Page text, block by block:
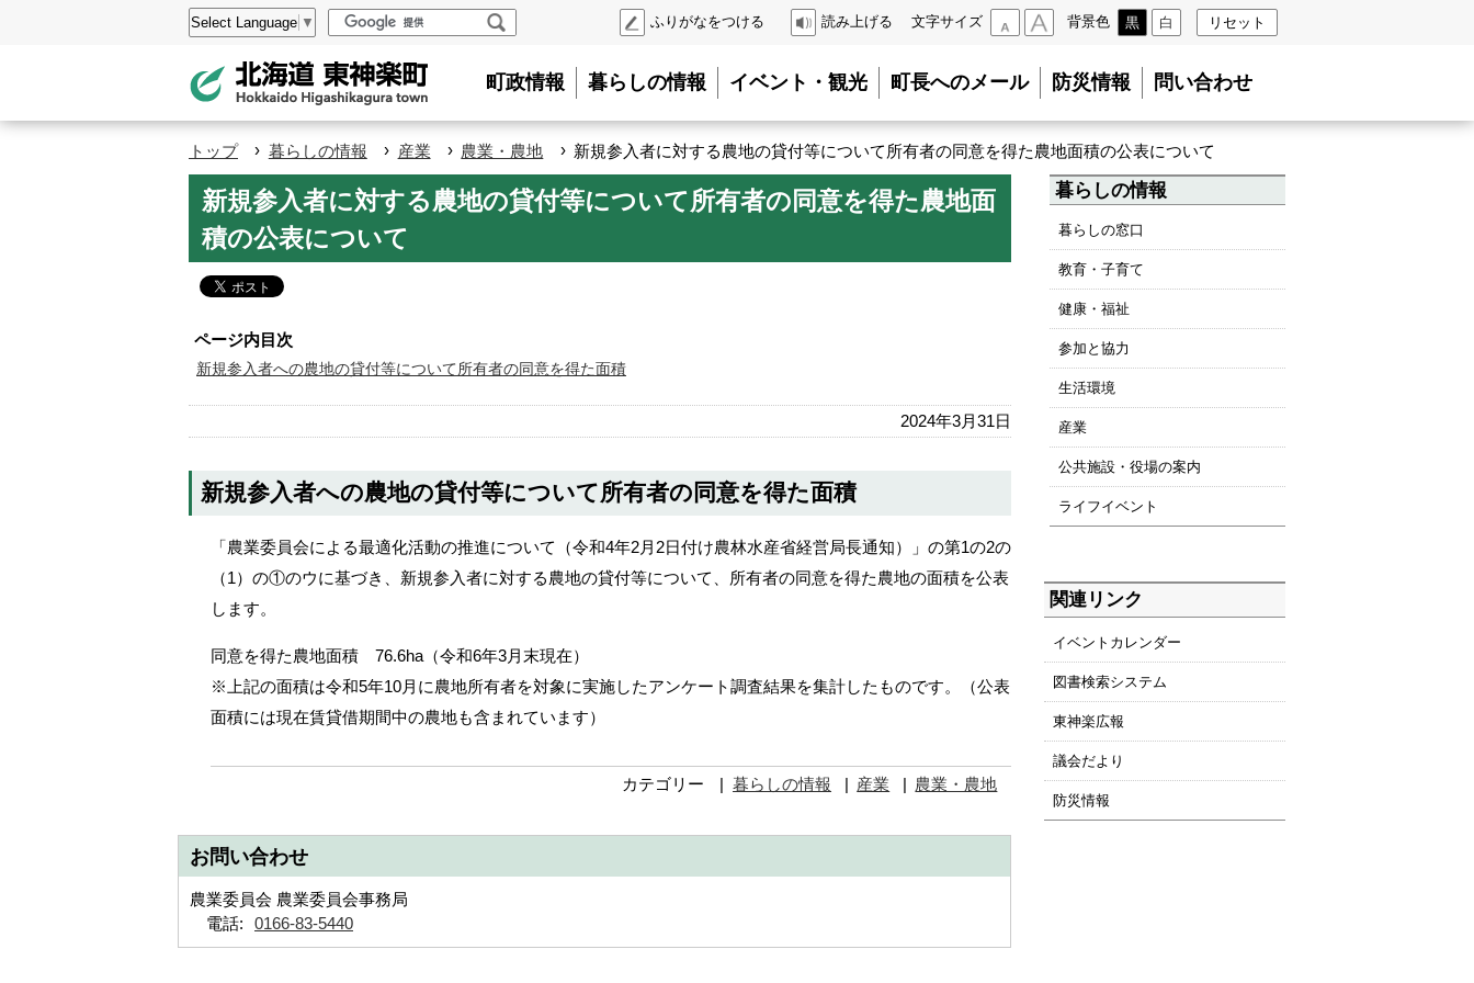
設
Select Language ▼
索
ふりがなをつける 読み上げる
文字サイズ
背景色 黒 白 リセット
町政情報 暮らしの情報 イベント・観光 町長へのメール 防災情報 問い合わせ
トップ › 暮らしの情報 › 産業 › 農業・農地 › 新規参入者に対する農地の貸付等について所有者の同意を得た農地面積の公表について
新規参入者に対する農地の貸付等について所有者の同意を得た農地面
積の公表について
ページ内目次
新規参入者への農地の貸付等について所有者の同意を得た面積
2024年3月31日
新規参入者への農地の貸付等について所有者の同意を得た面積
「農業委員会による最適化活動の推進について（令和4年2月2日付け農林水産省経営局長通知）」の第1の2の
（1）の①のウに基づき、新規参入者に対する農地の貸付等について、所有者の同意を得た農地の面積を公表
します。
同意を得た農地面積 76.6ha（令和6年3月末現在）
※上記の面積は令和5年10月に農地所有者を対象に実施したアンケート調査結果を集計したものです。（公表
面積には現在賃貸借期間中の農地も含まれています）
カテゴリー 暮らしの情報 産業 農業・農地
お問い合わせ
農業委員会 農業委員会事務局
電話:
0166-83-5440
ペ
ー
ジ
ト
プ
へ
メ
暮らしの情報
暮らしの窓口
教育・子育て
健康・福祉
参加と協力
生活環境
産業
公共施設・役場の案内
ライフイベント
関連リンク
イベントカレンダー
図書検索システム
東神楽広報
議会だより
防災情報